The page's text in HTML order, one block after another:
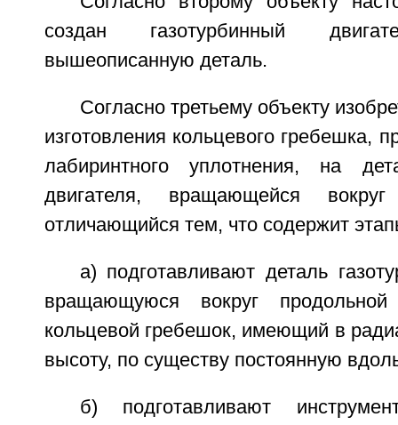
создан газотурбинный
вышеописанную деталь.
Согласно третьему объекту
изготовления кольцевого гребешка,
лабиринтного уплотнения, на
двигателя, вращающейся
отличающийся тем, что содержит
а) подготавливают деталь
вращающуюся вокруг
кольцевой гребешок, имеющий в
высоту, по существу постоянную
б) подготавливают